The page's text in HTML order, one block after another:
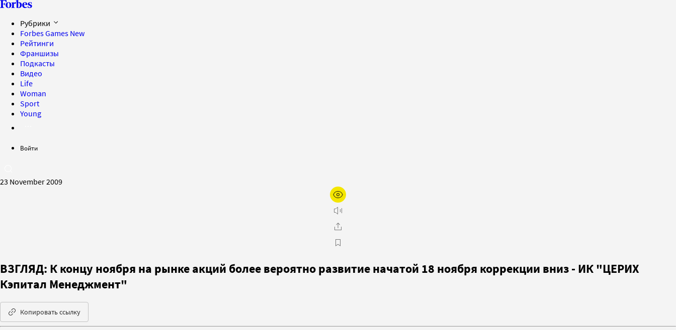
Рубрики
Forbes Games New
Рейтинги
Франшизы
Подкасты
Видео
Life
Woman
Sport
Young
Войти
23 November 2009
ВЗГЛЯД: К концу ноября на рынке акций более вероятно развитие начатой 18 ноября коррекции вниз - ИК "ЦЕРИХ
Кэпитал Менеджмент"
Копировать ссылку